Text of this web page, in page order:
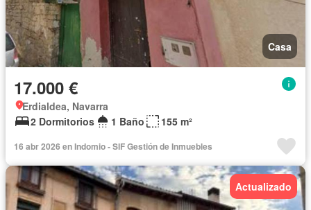
Casa
17.000 €
Erdialdea, Navarra
2 Dormitorios
1 Baño 155 m²
16 abr 2026 en Indomio - SIF Gestión de Inmuebles
Actualizado